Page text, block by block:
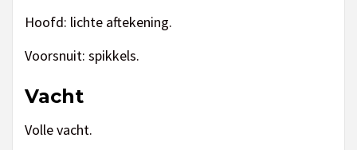
Hoofd: lichte aftekening.
Voorsnuit: spikkels.
Vacht
Volle vacht.